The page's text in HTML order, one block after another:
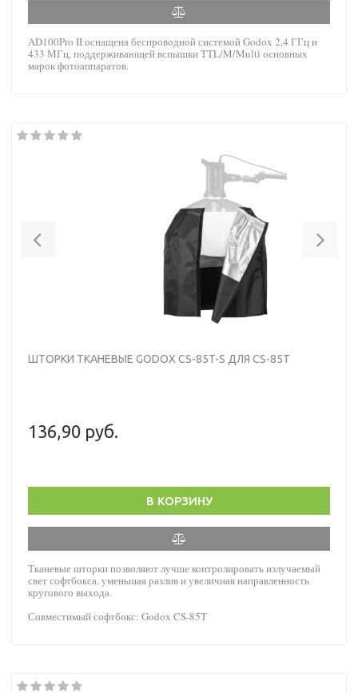
AD100Pro II оснащена беспроводной системой Godox 2,4 ГГц и
433 МГц, поддерживающей вспышки TTL/M/Multi основных
марок фотоаппаратов.
ШТОРКИ ТКАНЕВЫЕ GODOX CS-85T-S ДЛЯ CS-85T
136,90 руб.
В КОРЗИНУ
Тканевые шторки позволяют лучше контролировать излучаемый
свет софтбокса, уменьшая разлив и увеличиая направленность
кругового выхода.
Совместимый софтбокс: Godox CS-85T